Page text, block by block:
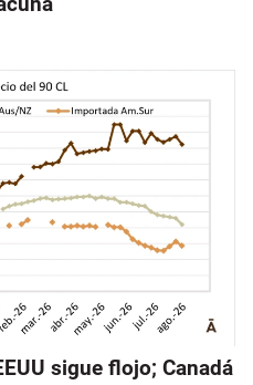
sigue flojo; Canadá